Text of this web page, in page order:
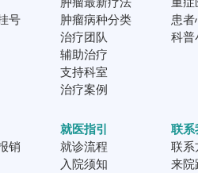
号
肿瘤病种分类
治疗团队
辅助治疗
支持科室
治疗案例
患者
科普
销
就医指引
就诊流程
入院须知
联系
联系
来院